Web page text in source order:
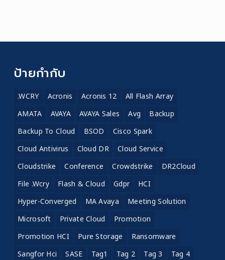
ป้ายกำกับ
.WCRY Acronis Acronis 12
All Flash Array
AMATA
AVAYA AVAYA Sales Avg
Backup
Backup To Cloud
BSOD
Cisco Spark
Cloud Antivirus
Cloud DR
Cloud Service
Cloudstrike
Conference Crowdstrike
DR2Cloud
File .wcry
Flash & Cloud Gdpr
HCI
Hyper-Converged
MA Avaya
Meeting Solution
Microsoft
Private Cloud
Promotion
Promotion HCI
Pure Storage
Ransomware
Sangfor Hci
SASE Tag1 Tag 2 Tag 3
Tag 4